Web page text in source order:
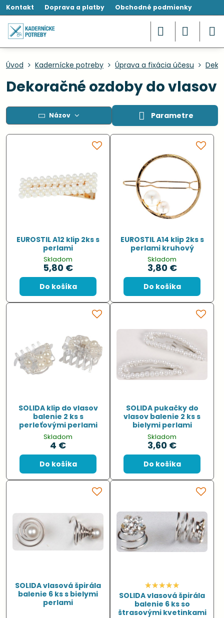
Kontakt Doprava a platby Obchodné podmienky
Úvod Kadernícke potreby Úprava a fixácia účesu
Dekoračné ozdoby do vlasov
Názov Parametre
EUROSTIL A12 klip 2ks s
perlami
Skladom
5,80 €
Do košíka
EUROSTIL A14 klip 2ks s
perlami kruhový
Skladom
3,80 €
Do košíka
SOLIDA klip do vlasov
balenie 2 ks s
perleťovými perlami
Skladom
4 €
Do košíka
SOLIDA pukačky do
vlasov balenie 2 ks s
bielymi perlami
Skladom
3,60 €
Do košíka
SOLIDA vlasová špirála
balenie 6 ks s bielymi
perlami
SOLIDA vlasová špirála
balenie 6 ks so
štrasovými kvetinkami